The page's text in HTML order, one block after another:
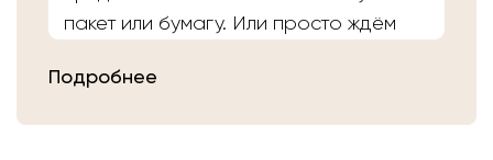
пакет или бумагу. Или просто ждём
мастера выполнят срез волос и
Подробнее